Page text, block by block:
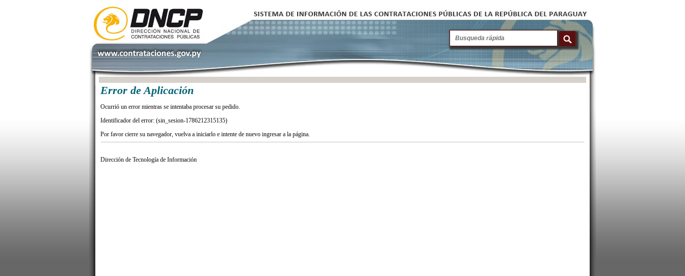
Error de Aplicación
Ocurrió un error mientras se intentaba procesar su pedido.
Identificador del error: (sin_sesion-1786212315135)
Por favor cierre su navegador, vuelva a iniciarlo e intente de nuevo ingresar a la página.
Dirección de Tecnología de Información